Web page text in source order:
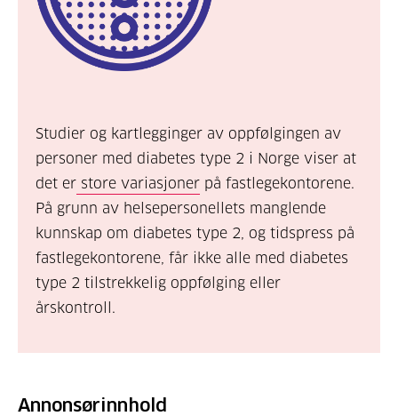
Studier og kartlegginger av oppfølgingen av
personer med diabetes type 2 i Norge viser at
det er store variasjoner på fastlegekontorene.
På grunn av helsepersonellets manglende
kunnskap om diabetes type 2, og tidspress på
fastlegekontorene, får ikke alle med diabetes
type 2 tilstrekkelig oppfølging eller
årskontroll.
Annonsørinnhold